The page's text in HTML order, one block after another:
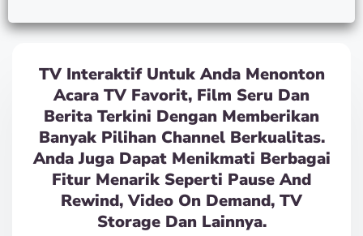
TV Interaktif Untuk Anda Menonton
Acara TV Favorit, Film Seru Dan
Berita Terkini Dengan Memberikan
Banyak Pilihan Channel Berkualitas.
Anda Juga Dapat Menikmati Berbagai
Fitur Menarik Seperti Pause And
Rewind, Video On Demand, TV
Storage Dan Lainnya.